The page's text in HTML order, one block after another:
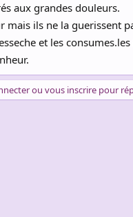
aux grandes douleurs.
mais ils ne la guerissent
et les
ou vous inscrire pour